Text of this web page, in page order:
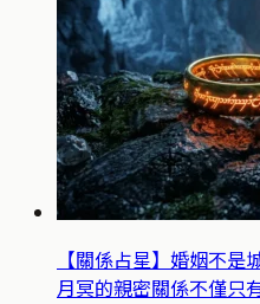
【關係占星】婚姻不是
月冥的親密關係不僅只